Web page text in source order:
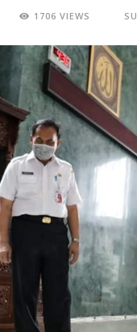
1706 VIEWS